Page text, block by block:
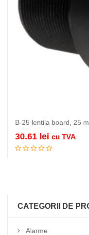
B-25 lentila board, 25
30.61 lei cu TVA
CATEGORII DE
Alarme